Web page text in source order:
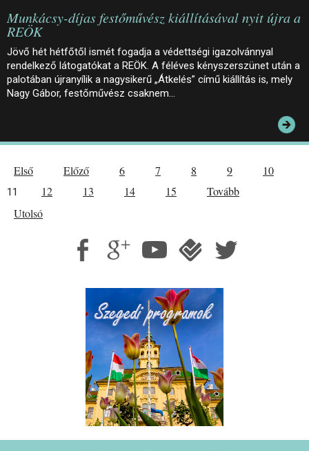
Munkácsy-díjas festőművész kiállításával nyit újra a
REÖK
Jövő hét hétfőtől ismét fogadja a védettségi igazolvánnyal
rendelkező látogatókat a REÖK. A féléves kényszerszünet után a
palotában újranyílik a nagysikerű „Átkelés” című kiállítás is, mely
Nagy Gábor, festőművész csaknem…
Első Előző 6 7 8 9 10
11 12 13 14 15
Tovább
Utolsó